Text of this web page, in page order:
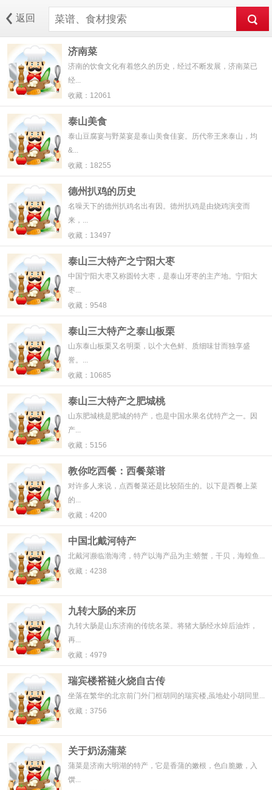
返回
济南菜
济南的饮食文化有着悠久的历史，经过不断发展，济南菜已
经...
收藏：12061
泰山美食
泰山豆腐宴与野菜宴是泰山美食佳宴。历代帝王来泰山，均
&...
收藏：18255
德州扒鸡的历史
名噪天下的德州扒鸡名出有因。德州扒鸡是由烧鸡演变而
来，...
收藏：13497
泰山三大特产之宁阳大枣
中国宁阳大枣又称圆铃大枣，是泰山牙枣的主产地。宁阳大
枣...
收藏：9548
泰山三大特产之泰山板栗
山东泰山板栗又名明栗，以个大色鲜、质细味甘而独享盛
誉。...
收藏：10685
泰山三大特产之肥城桃
山东肥城桃是肥城的特产，也是中国水果名优特产之一。因
产...
收藏：5156
教你吃西餐：西餐菜谱
对许多人来说，点西餐菜还是比较陌生的。以下是西餐上菜
的...
收藏：4200
中国北戴河特产
北戴河濒临渤海湾，特产以海产品为主:螃蟹，干贝，海蝗鱼...
收藏：4238
九转大肠的来历
九转大肠是山东济南的传统名菜。将猪大肠经水焯后油炸，
再...
收藏：4979
瑞宾楼褡裢火烧自古传
坐落在繁华的北京前门外门框胡同的瑞宾楼,虽地处小胡同里...
收藏：3756
关于奶汤蒲菜
蒲菜是济南大明湖的特产，它是香蒲的嫩根，色白脆嫩，入
馔...